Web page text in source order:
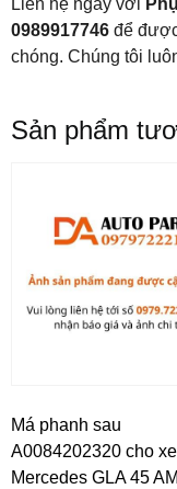
Liên hệ ngay với
0989917746 để
chóng. Chúng tôi
Sản phẩm
Má phanh sau
A0084202320 cho xe
Mercedes GLA 45